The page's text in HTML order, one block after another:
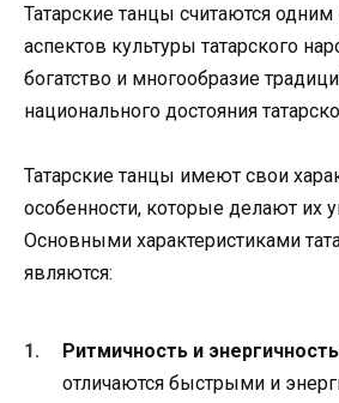
Татарские танцы считаются
аспектов культуры татарского
богатство и многообразие
национального достояния
Татарские танцы имеют свои
особенности, которые делают их
Основными характеристиками
являются:
Ритмичность и
отличаются быстрыми и